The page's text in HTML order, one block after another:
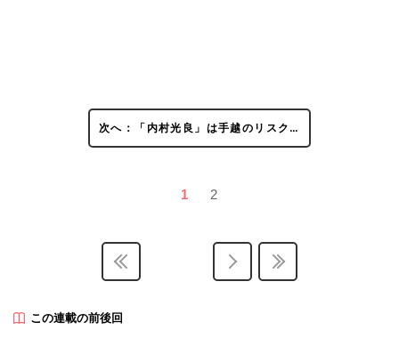
次へ：「内村光良」は手越のリスク…
1 2
この連載の前後回